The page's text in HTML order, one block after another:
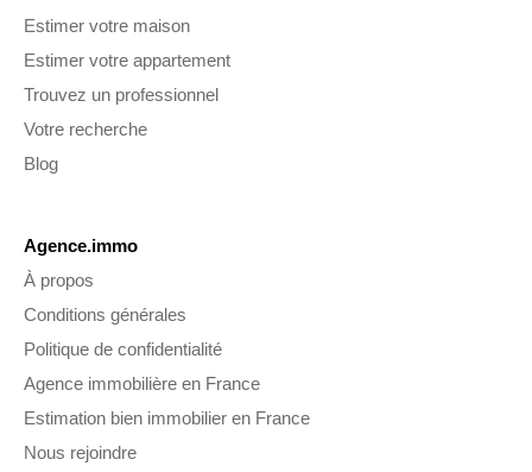
Estimer votre maison
Estimer votre appartement
Trouvez un professionnel
Votre recherche
Blog
Agence.immo
À propos
Conditions générales
Politique de confidentialité
Agence immobilière en France
Estimation bien immobilier en France
Nous rejoindre